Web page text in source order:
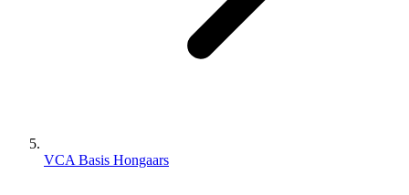
VCA Basis Hongaars